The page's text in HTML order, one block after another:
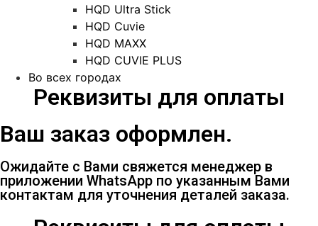
HQD Ultra Stick
HQD Cuvie
HQD MAXX
HQD CUVIE PLUS
Во всех городах
Реквизиты для оплаты
Ваш заказ оформлен.
Ожидайте с Вами свяжется менеджер в
приложении WhatsApp по указанным Вами
контактам для уточнения деталей заказа.